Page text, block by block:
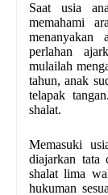
Saat usia
memahami
perlahan
mulailah
tahun, anak
telapak
shalat.
Memasuki
diajarkan tata
shalat lima
hukuman